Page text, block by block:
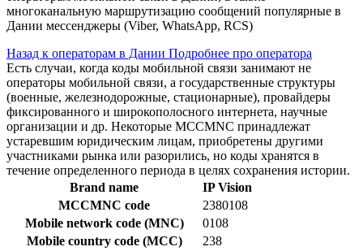
многоканальную маршрутизацию сообщений популярные в
Дании мессенджеры (Viber, WhatsApp, RCS)
Назад к операторам в Дании Подробнее про оператора
Есть случаи, когда коды мобильной связи занимают не
операторы мобильной связи, а государственные структуры
(военные, железнодорожные, стационарные), провайдеры
фиксированного и широкополосного интернета, научные
организации и др. Некоторые MCCMNC принадлежат
устаревшим юридическим лицам, приобретены другими
участниками рынка или разорились, но коды хранятся в
течение определенного периода в целях сохранения истории.
Brand name
IP Vision
MCCMNC code
2380108
Mobile network code (MNC)
0108
Mobile country code (MCC)
238